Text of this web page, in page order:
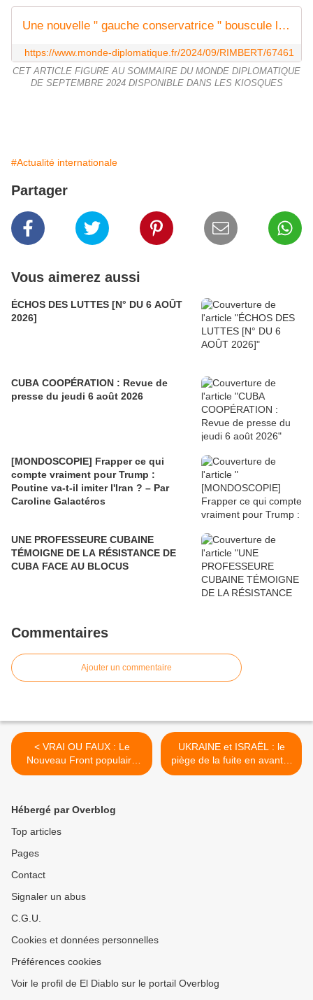
Une nouvelle " gauche conservatrice " bouscule le jeu politique allemand
https://www.monde-diplomatique.fr/2024/09/RIMBERT/67461
CET ARTICLE FIGURE AU SOMMAIRE DU MONDE DIPLOMATIQUE
DE SEPTEMBRE 2024 DISPONIBLE DANS LES KIOSQUES
#Actualité internationale
Partager
Vous aimerez aussi
ÉCHOS DES LUTTES [N° DU 6 AOÛT
2026]
CUBA COOPÉRATION : Revue de
presse du jeudi 6 août 2026
[MONDOSCOPIE] Frapper ce qui
compte vraiment pour Trump :
Poutine va-t-il imiter l'Iran ? – Par
Caroline Galactéros
UNE PROFESSEURE CUBAINE
TÉMOIGNE DE LA RÉSISTANCE DE
CUBA FACE AU BLOCUS
Commentaires
Ajouter un commentaire
< VRAI OU FAUX : Le
Nouveau Front populaire
veut-il que la France quitte
UKRAINE et ISRAËL : le
piège de la fuite en avant –
Par Caroline Galactéros
Hébergé par Overblog
Top articles
Pages
Contact
Signaler un abus
C.G.U.
Cookies et données personnelles
Préférences cookies
Voir le profil de El Diablo sur le portail Overblog